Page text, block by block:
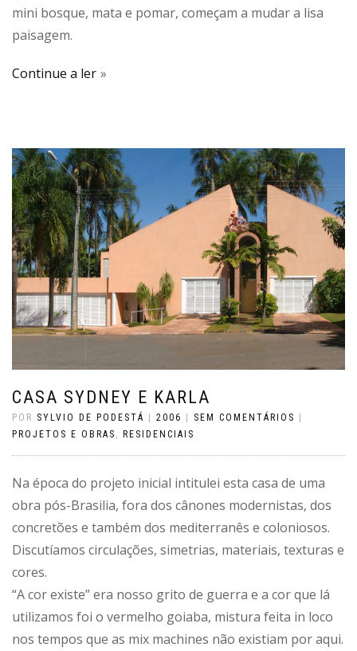
mini bosque, mata e pomar, começam a mudar a lisa
paisagem.
Continue a ler
CASA SYDNEY E KARLA
POR SYLVIO DE PODESTÁ 2006 SEM COMENTÁRIOS
PROJETOS E OBRAS , RESIDENCIAIS
Na época do projeto inicial intitulei esta casa de uma
obra pós-Brasilia, fora dos cânones modernistas, dos
concretões e também dos mediterranês e coloniosos.
Discutíamos circulações, simetrias, materiais, texturas e
cores.
“A cor existe” era nosso grito de guerra e a cor que lá
utilizamos foi o vermelho goiaba, mistura feita in loco
nos tempos que as mix machines não existiam por aqui.